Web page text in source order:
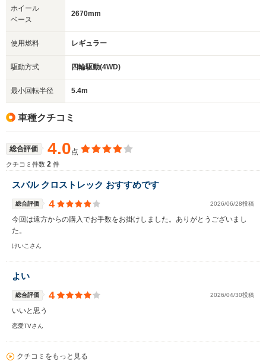
ホイール
ベース
2670mm
使用燃料 レギュラー
駆動方式 四輪駆動(4WD)
最小回転半径 5.4m
車種クチコミ
総合評価 4.0点
クチコミ件数 2 件
スバル クロストレック おすすめです
総合評価 4 2026/06/28投稿
今回は遠方からの購入でお手数をお掛けしました。ありがとうございまし
た。
けいこさん
よい
総合評価 4 2026/04/30投稿
いいと思う
恋愛TVさん
クチコミをもっと見る